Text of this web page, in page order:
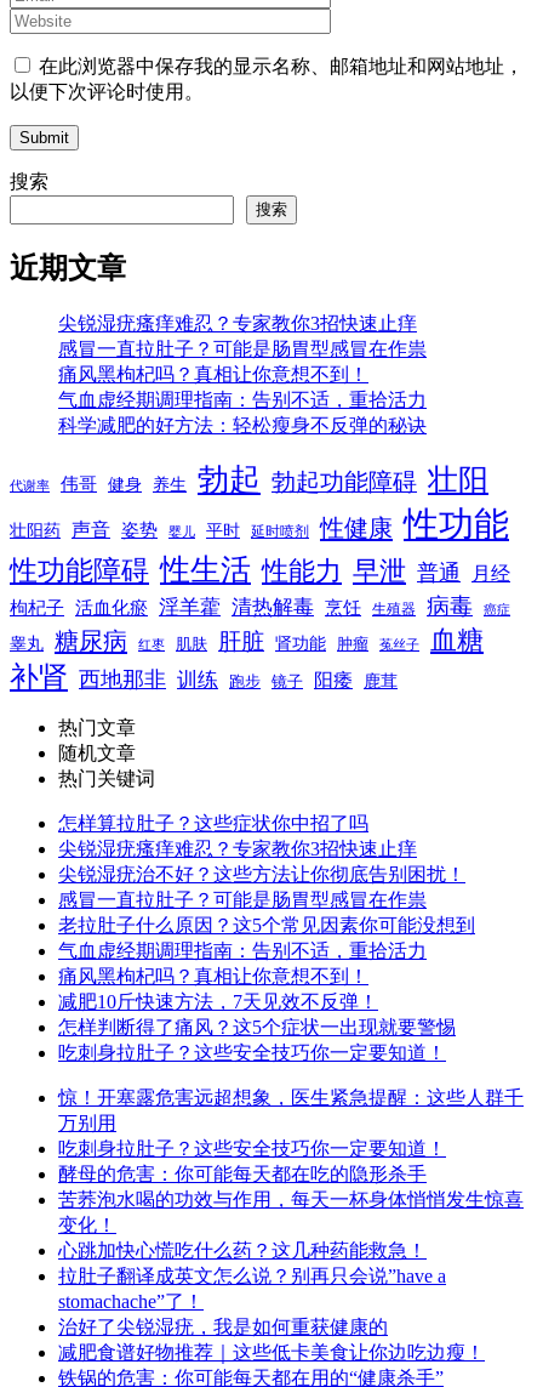
在此浏览器中保存我的显示名称、邮箱地址和网站地址，
以便下次评论时使用。
Submit
搜索
搜索
近期文章
尖锐湿疣瘙痒难忍？专家教你3招快速止痒
感冒一直拉肚子？可能是肠胃型感冒在作祟
痛风黑枸杞吗？真相让你意想不到！
气血虚经期调理指南：告别不适，重拾活力
科学减肥的好方法：轻松瘦身不反弹的秘诀
代谢率 伟哥 健身 养生 勃起 勃起功能障碍 壮阳
壮阳药 声音 姿势 婴儿 平时 延时喷剂 性健康 性功能
性功能障碍 性生活 性能力 早泄 普通 月经
枸杞子 活血化瘀 淫羊藿 清热解毒 烹饪 生殖器 病毒 癌症
睾丸 糖尿病 红枣 肌肤 肝脏 肾功能 肿瘤 菟丝子 血糖
补肾 西地那非 训练 跑步 镜子 阳痿 鹿茸
热门文章
随机文章
热门关键词
怎样算拉肚子？这些症状你中招了吗
尖锐湿疣瘙痒难忍？专家教你3招快速止痒
尖锐湿疣治不好？这些方法让你彻底告别困扰！
感冒一直拉肚子？可能是肠胃型感冒在作祟
老拉肚子什么原因？这5个常见因素你可能没想到
气血虚经期调理指南：告别不适，重拾活力
痛风黑枸杞吗？真相让你意想不到！
减肥10斤快速方法，7天见效不反弹！
怎样判断得了痛风？这5个症状一出现就要警惕
吃刺身拉肚子？这些安全技巧你一定要知道！
惊！开塞露危害远超想象，医生紧急提醒：这些人群千
万别用
吃刺身拉肚子？这些安全技巧你一定要知道！
酵母的危害：你可能每天都在吃的隐形杀手
苦荞泡水喝的功效与作用，每天一杯身体悄悄发生惊喜
变化！
心跳加快心慌吃什么药？这几种药能救急！
拉肚子翻译成英文怎么说？别再只会说”have a
stomachache”了！
治好了尖锐湿疣，我是如何重获健康的
减肥食谱好物推荐｜这些低卡美食让你边吃边瘦！
铁锅的危害：你可能每天都在用的“健康杀手”